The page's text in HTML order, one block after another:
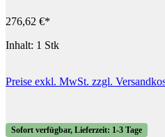
276,62 €*
Inhalt: 1 Stk
Preise exkl. MwSt. zzgl.
Sofort verfügbar, Lieferzeit: 1-3 Tage